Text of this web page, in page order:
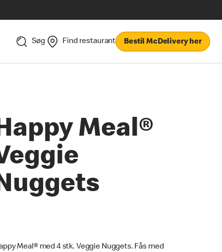
Søg Find restaurant Bestil McDelivery her
Meal®
Meal® med 4 stk. Veggie Nuggets. Fås med